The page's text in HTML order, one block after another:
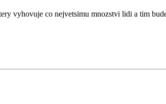
vyhovuje co nejvetsimu mnozstvi lidi a tim